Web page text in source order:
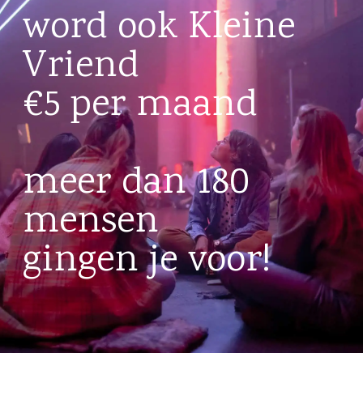
word ook Kleine
Vriend
€5 per maand
meer dan 180
mensen
gingen je voor!